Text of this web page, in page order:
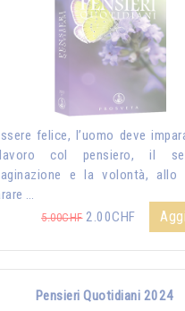
felice, l’uomo deve
col pensiero, il
e la volontà,
…
5.00CHF2.00CHF
Pensieri Quotidiani 2024